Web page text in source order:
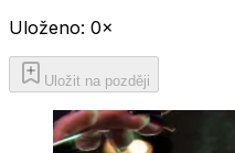
Uloženo: 0×
Uložit na později